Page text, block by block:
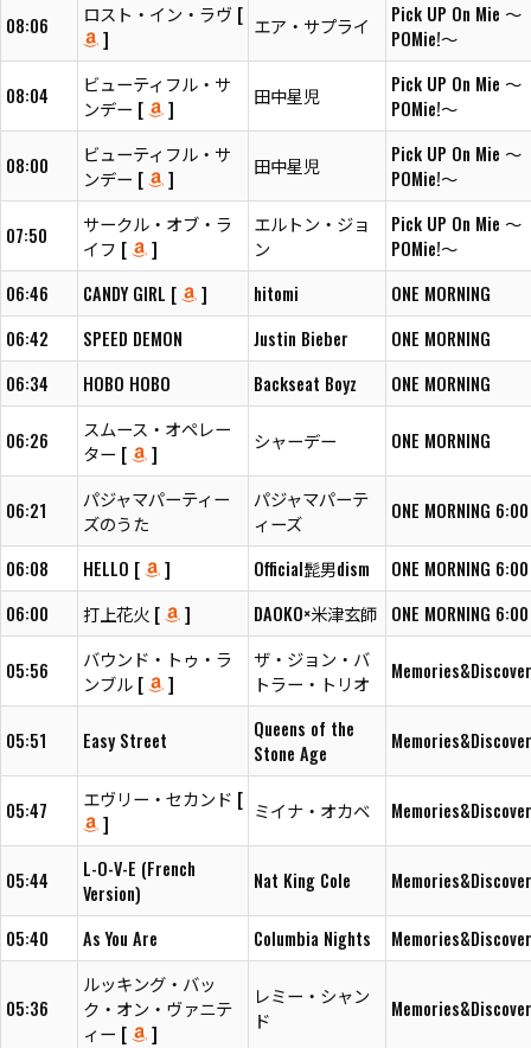
08:06
ロスト・イン・ラヴ [
]
エア・サプライ
Pick UP On Mie ～
POMie!～
08:04
ビューティフル・サ
ンデー [
]
田中星児
Pick UP On Mie ～
POMie!～
08:00
ビューティフル・サ
ンデー [
]
田中星児
Pick UP On Mie ～
POMie!～
07:50
サークル・オブ・ラ
イフ [
]
エルトン・ジョ
ン
Pick UP On Mie ～
POMie!～
06:46
CANDY GIRL [ ] hitomi
ONE MORNING
06:42
SPEED DEMON Justin Bieber
ONE MORNING
06:34
HOBO HOBO Backseat Boyz ONE MORNING
06:26
スムース・オペレー
ター [
]
シャーデー ONE MORNING
06:21
パジャマパーティー
ズのうた
パジャマパーテ
ィーズ
ONE MORNING 6:00
06:08 HELLO [ ] Official髭男dism
ONE MORNING 6:00
06:00
打上花火 [ ] DAOKO×米津玄師 ONE MORNING 6:00
05:56
バウンド・トゥ・ラ
ンブル [
]
ザ・ジョン・バ
トラー・トリオ
05:51 Easy Street
Queens of the
Stone Age
05:47
エヴリー・セカンド [
]
ミイナ・オカベ
05:44
L-O-V-E (French
Version)
Nat King Cole
05:40 As You Are Columbia Nights
05:36
ルッキング・バッ
ク・オン・ヴァニテ
ィー [
]
レミー・シャン
ド